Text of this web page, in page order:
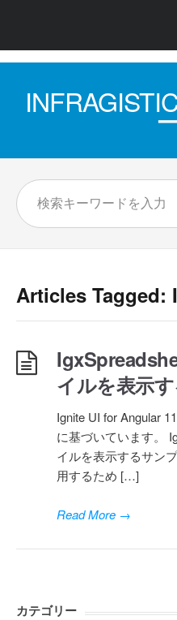
Articles Tagged:
イルを表示
Ignite UI for Angular
に基づいています。
イルを表示するサン
用するため […]
Read More →
カテゴリー